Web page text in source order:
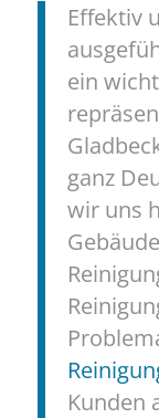
Effektiv
ein
ganz
wir uns
Kunden